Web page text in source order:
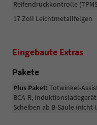
Reifendruckkontrolle
17 Zoll Leichtmetallfelgen
Eingebaute Extras
Pakete
Plus Paket:Totwinkel-
BCA-R,
Scheiben ab B-Säule (nicht